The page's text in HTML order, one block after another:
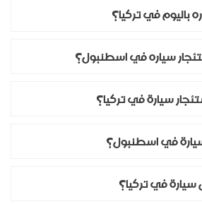
باليوم في تركيا؟
سياره في اسطنبول؟
سيارة في تركيا؟
في اسطنبول؟
في تركيا؟